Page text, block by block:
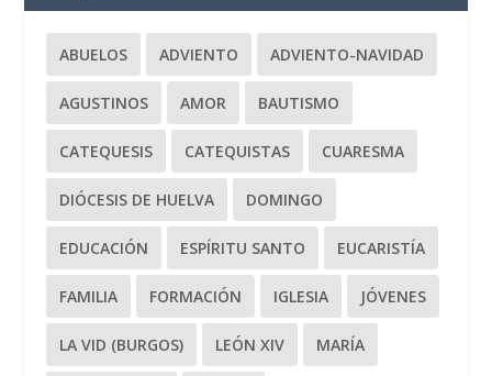
ABUELOS ADVIENTO ADVIENTO-NAVIDAD
AGUSTINOS AMOR BAUTISMO
CATEQUESIS CATEQUISTAS CUARESMA
DIÓCESIS DE HUELVA DOMINGO
EDUCACIÓN ESPÍRITU SANTO EUCARISTÍA
FAMILIA FORMACIÓN IGLESIA JÓVENES
LA VID (BURGOS) LEÓN XIV MARÍA